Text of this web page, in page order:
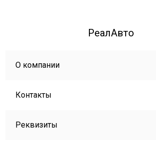
РеалАвто
О компании
Контакты
Реквизиты